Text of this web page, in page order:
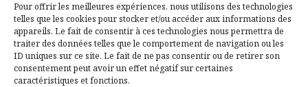
Pour offrir les meilleures expériences, nous utilisons des technologies
telles que les cookies pour stocker et/ou accéder aux informations des
appareils. Le fait de consentir à ces technologies nous permettra de
traiter des données telles que le comportement de navigation ou les
ID uniques sur ce site. Le fait de ne pas consentir ou de retirer son
consentement peut avoir un effet négatif sur certaines
caractéristiques et fonctions.
Contactez-nous
Mentions légales